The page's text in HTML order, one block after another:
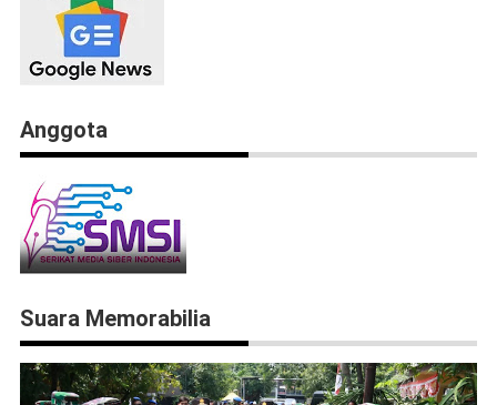
Anggota
Suara Memorabilia